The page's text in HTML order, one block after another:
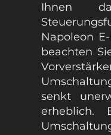
Ihnen
Napoleon
beachten
senkt
erheblich.